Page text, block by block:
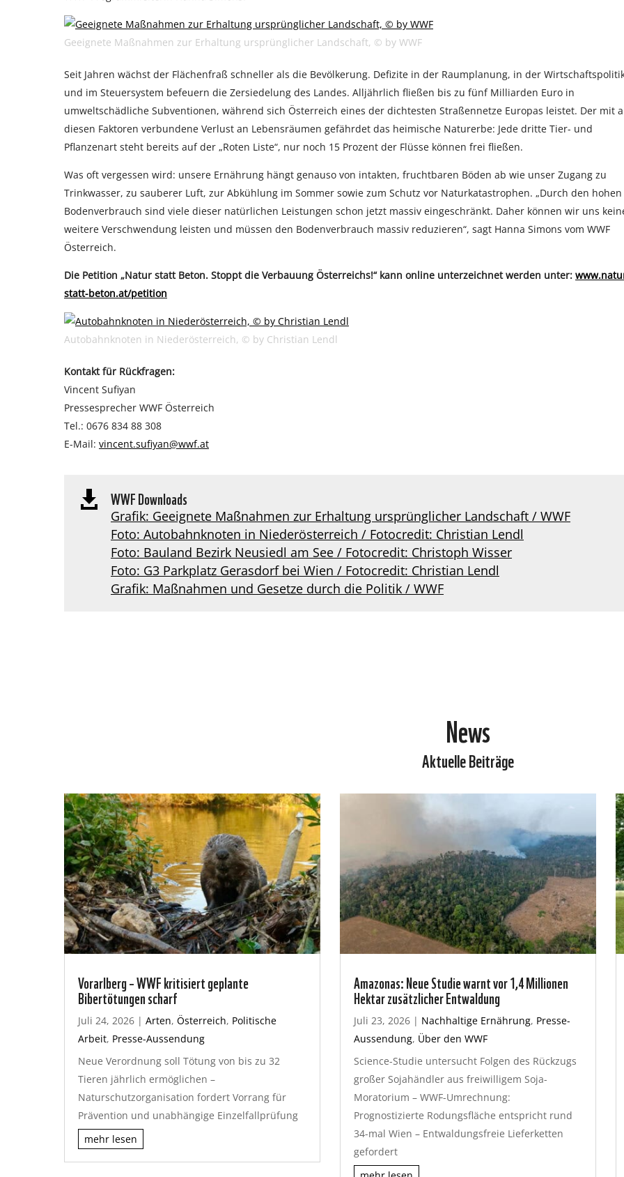
Geeignete Maßnahmen zur Erhaltung ursprünglicher Landschaft, © by WWF
Seit Jahren wächst der Flächenfraß schneller als die Bevölkerung. Defizite in der Raumplanung, in der
und im Steuersystem befeuern die Zersiedelung des Landes. Alljährlich fließen bis zu fünf Milliarden Euro in
umweltschädliche Subventionen, während sich Österreich eines der dichtesten Straßennetze Europas leistet. Der mit
diesen Faktoren verbundene Verlust an Lebensräumen gefährdet das heimische Naturerbe: Jede dritte Tier- und
Pflanzenart steht bereits auf der „Roten Liste“, nur noch 15 Prozent der Flüsse können frei fließen.
Was oft vergessen wird: unsere Ernährung hängt genauso von intakten, fruchtbaren Böden ab wie unser Zugang zu
Trinkwasser, zu sauberer Luft, zur Abkühlung im Sommer sowie zum Schutz vor Naturkatastrophen. „Durch den hohen
Bodenverbrauch sind viele dieser natürlichen Leistungen schon jetzt massiv eingeschränkt. Daher können wir uns
weitere Verschwendung leisten und müssen den Bodenverbrauch massiv reduzieren“, sagt Hanna Simons vom WWF
Österreich.
Die Petition „Natur statt Beton. Stoppt die Verbauung Österreichs!“ kann online unterzeichnet werden unter:
statt-beton.at/petition
Autobahnknoten in Niederösterreich, © by Christian Lendl
Kontakt für Rückfragen:
Vincent Sufiyan
Pressesprecher WWF Österreich
Tel.: 0676 834 88 308
E-Mail: vincent.sufiyan@wwf.at
 WWF Downloads
Grafik: Geeignete Maßnahmen zur Erhaltung ursprünglicher Landschaft / WWF
Foto: Autobahnknoten in Niederösterreich / Fotocredit: Christian Lendl
Foto: Bauland Bezirk Neusiedl am See / Fotocredit: Christoph Wisser
Foto: G3 Parkplatz Gerasdorf bei Wien / Fotocredit: Christian Lendl
Grafik: Maßnahmen und Gesetze durch die Politik / WWF
News
Aktuelle Beiträge
Vorarlberg – WWF kritisiert geplante
Bibertötungen scharf
Juli 24, 2026 | Arten, Österreich, Politische
Arbeit, Presse-Aussendung
Neue Verordnung soll Tötung von bis zu 32
Tieren jährlich ermöglichen –
Naturschutzorganisation fordert Vorrang für
Prävention und unabhängige Einzelfallprüfung
mehr lesen
Amazonas: Neue Studie warnt vor 1,4 Millionen
Hektar zusätzlicher Entwaldung
Juli 23, 2026| Nachhaltige Ernährung, Presse-
Aussendung, Über den WWF
Science-Studie untersucht Folgen des Rückzugs
großer Sojahändler aus freiwilligem Soja-
Moratorium – WWF-Umrechnung:
Prognostizierte Rodungsfläche entspricht rund
34-mal Wien – Entwaldungsfreie Lieferketten
gefordert